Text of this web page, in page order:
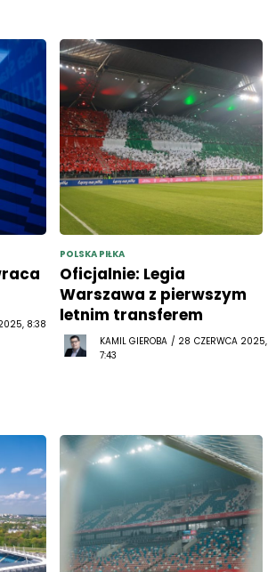
8:38
POLSKA PIŁKA
Oficjalnie: Legia
Warszawa z pierwszym
letnim transferem
KAMIL GIEROBA / 28 CZERWCA 2025,
7:43